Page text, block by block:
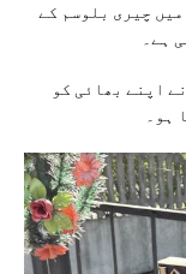
چیری بلوسم کے
ہے۔
اپنے بھائی کو
ہو۔